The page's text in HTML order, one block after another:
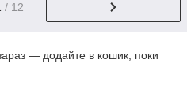
/ 12
— додайте в кошик, поки